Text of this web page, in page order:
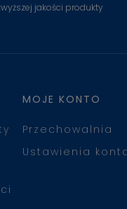
jakości produkty
MOJE KONTO
Przechowalnia
Ustawienia